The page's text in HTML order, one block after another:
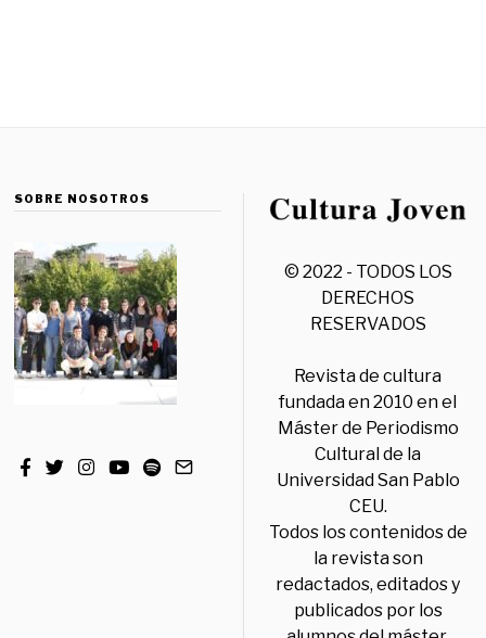
SOBRE NOSOTROS
© 2022 - TODOS LOS
DERECHOS
RESERVADOS
Revista de cultura
fundada en 2010 en el
Máster de Periodismo
Cultural de la
Universidad San Pablo
CEU.
Todos los contenidos de
la revista son
redactados, editados y
publicados por los